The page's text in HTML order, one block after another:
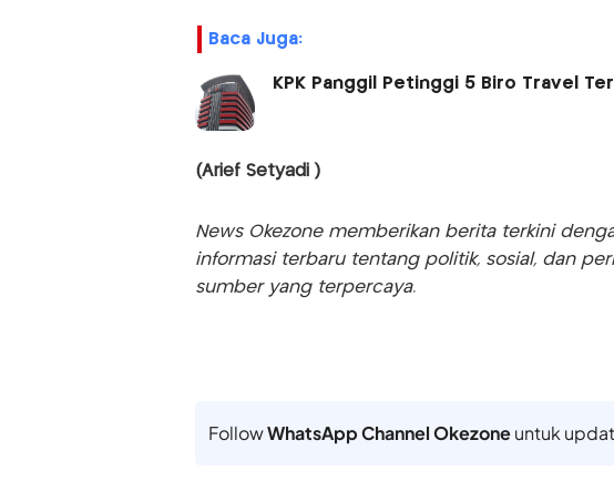
Baca Juga:
KPK Panggil Petinggi 5 Biro Travel
(Arief Setyadi )
News Okezone memberikan berita terkini
informasi terbaru tentang politik, sosial, dan
sumber yang terpercaya.
FollowWhatsApp Channel Okezoneuntuk